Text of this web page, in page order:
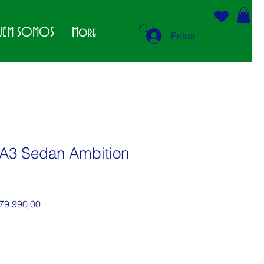
SOMOS More Entrar
Sedan Ambition
normal Preço promocional